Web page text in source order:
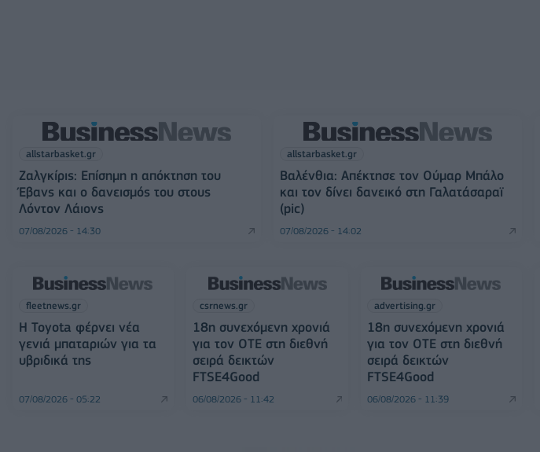
allstarbasket.gr
Ζαλγκίρις: Επίσημη η απόκτηση του
Έβανς και ο δανεισμός του στους
Λόντον Λάιονς
07/08/2026 - 14:30
allstarbasket.gr
Βαλένθια: Απέκτησε τον Ούμαρ Μπάλο
και τον δίνει δανεικό στη Γαλατάσαραϊ
(pic)
07/08/2026 - 14:02
fleetnews.gr
Η Toyota φέρνει νέα
γενιά μπαταριών για τα
υβριδικά της
07/08/2026 - 05:22
csrnews.gr
18η συνεχόμενη χρονιά
για τον ΟΤΕ στη διεθνή
σειρά δεικτών
FTSE4Good
06/08/2026 - 11:42
advertising.gr
18η συνεχόμενη χρονιά
για τον ΟΤΕ στη διεθνή
σειρά δεικτών
FTSE4Good
06/08/2026 - 11:39